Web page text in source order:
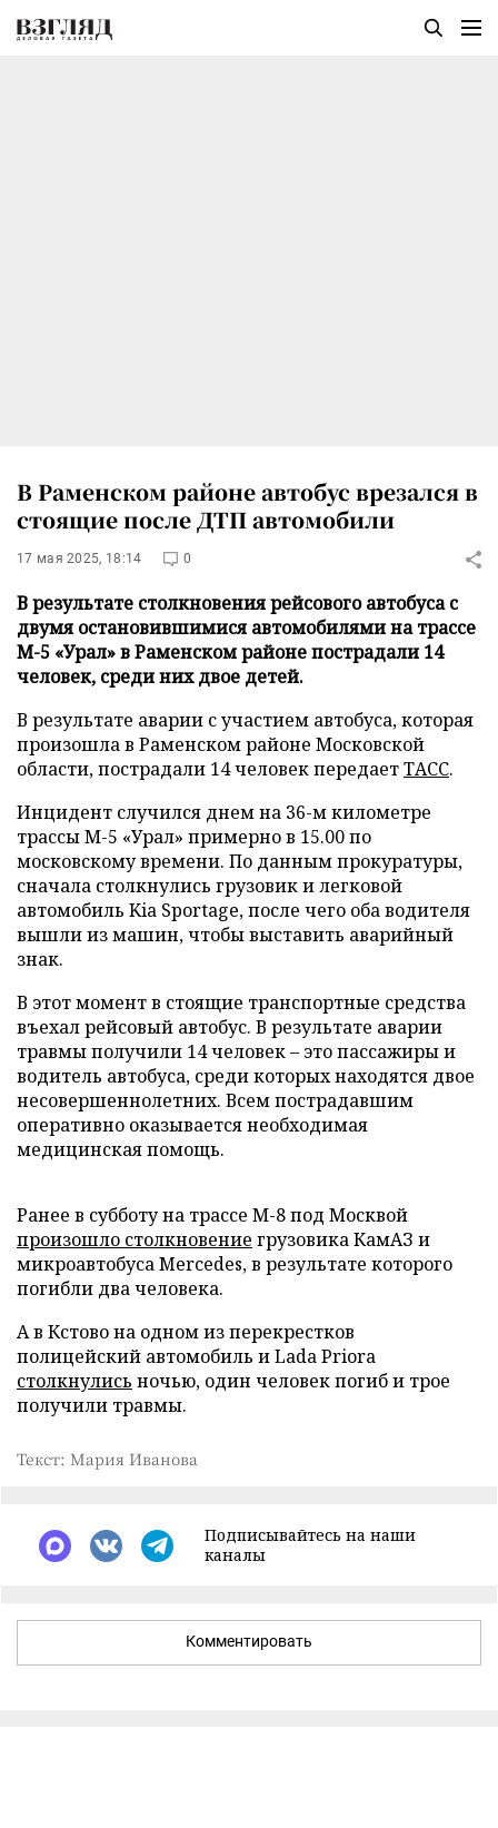
В Раменском районе автобус врезался в
стоящие после ДТП автомобили
17 мая 2025, 18:14 0
В результате столкновения рейсового автобуса с
двумя остановившимися автомобилями на трассе
М-5 «Урал» в Раменском районе пострадали 14
человек, среди них двое детей.
В результате аварии с участием автобуса, которая
произошла в Раменском районе Московской
области, пострадали 14 человек передаетТАСС.
Инцидент случился днем на 36-м километре
трассы М-5 «Урал» примерно в 15.00 по
московскому времени. По данным прокуратуры,
сначала столкнулись грузовик и легковой
автомобиль Kia Sportage, после чего оба водителя
вышли из машин, чтобы выставить аварийный
знак.
В этот момент в стоящие транспортные средства
въехал рейсовый автобус. В результате аварии
травмы получили 14 человек – это пассажиры и
водитель автобуса, среди которых находятся двое
несовершеннолетних. Всем пострадавшим
оперативно оказывается необходимая
медицинская помощь.
Ранее в субботу на трассе М-8 под Москвой
произошло столкновение грузовика КамАЗ и
микроавтобуса Mercedes, в результате которого
погибли два человека.
А в Кстово на одном из перекрестков
полицейский автомобиль и Lada Priora
столкнулись ночью, один человек погиб и трое
получили травмы.
Текст: Мария Иванова
Подписывайтесь на наши
каналы
Комментировать